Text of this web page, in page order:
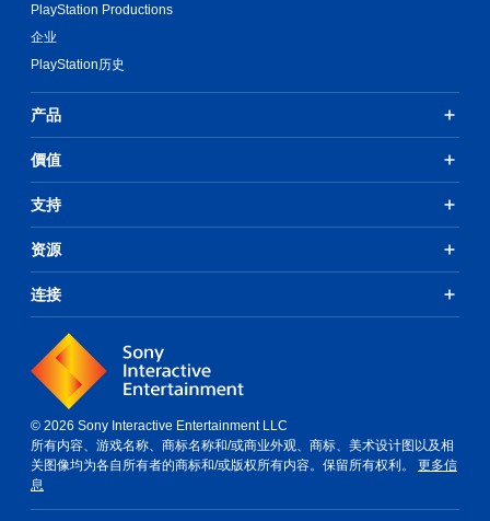
PlayStation Productions
企业
PlayStation历史
产品
價值
支持
资源
连接
© 2026 Sony Interactive Entertainment LLC
所有内容、游戏名称、商标名称和/或商业外观、商标、美术设计图以及相
关图像均为各自所有者的商标和/或版权所有内容。保留所有权利。 更多信
息